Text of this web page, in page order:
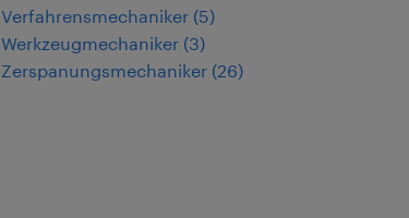
Verfahrensmechaniker (5)
Werkzeugmechaniker (3)
Zerspanungsmechaniker (26)